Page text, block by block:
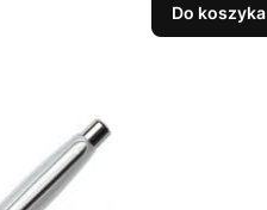
Do koszyka